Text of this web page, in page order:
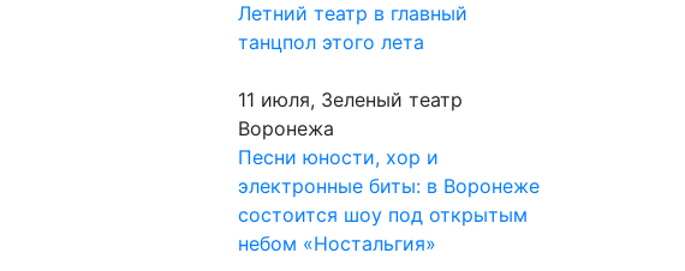
Летний театр в главный
танцпол этого лета
11 июля, Зеленый театр
Воронежа
Песни юности, хор и
электронные биты: в Воронеже
состоится шоу под открытым
небом «Ностальгия»